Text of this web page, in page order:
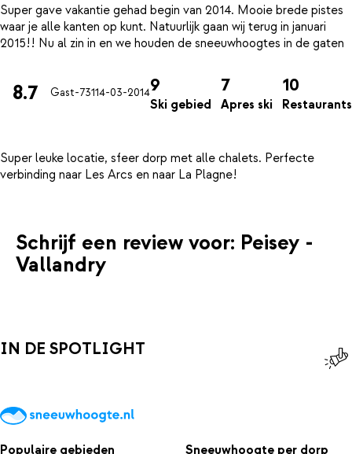
Super gave vakantie gehad begin van 2014. Mooie brede pistes
waar je alle kanten op kunt. Natuurlijk gaan wij terug in januari
8.7 Gast-73114-03-20149
Ski gebied
7
Apres ski
10
Restaurants
Super leuke locatie, sfeer dorp met alle chalets. Perfecte
Schrijf een review voor: Peisey -
Vallandry
IN DE SPOTLIGHT
Populaire gebieden Sneeuwhoogte per dorp